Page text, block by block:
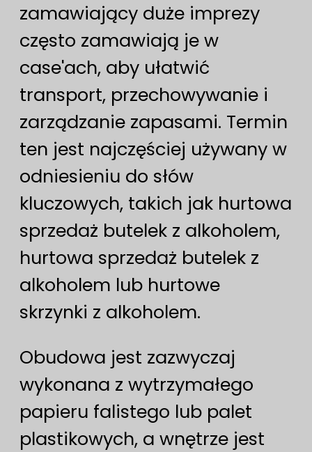
zamawiający duże imprezy
często zamawiają je w
case'ach, aby ułatwić
transport, przechowywanie i
zarządzanie zapasami. Termin
ten jest najczęściej używany w
odniesieniu do słów
kluczowych, takich jak hurtowa
sprzedaż butelek z alkoholem,
hurtowa sprzedaż butelek z
alkoholem lub hurtowe
skrzynki z alkoholem.
Obudowa jest zazwyczaj
wykonana z wytrzymałego
papieru falistego lub palet
plastikowych, a wnętrze jest